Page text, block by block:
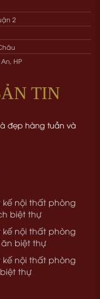
2
HP
TIN
đẹp hàng tuần và
kế nội thất phòng
biệt thự
kế nội thất phòng
biệt thự
kế nội thất phòng
thự